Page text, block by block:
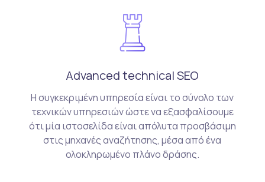
Advanced technical SEO
Η συγκεκριμένη υπηρεσία είναι το σύνολο των
τεχνικών υπηρεσιών ώστε να εξασφαλίσουμε
ότι μία ιστοσελίδα είναι απόλυτα προσβάσιμη
στις μηχανές αναζήτησης, μέσα από ένα
ολοκληρωμένο πλάνο δράσης.